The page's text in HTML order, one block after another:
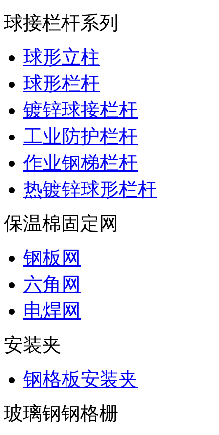
球接栏杆系列
球形立柱
球形栏杆
镀锌球接栏杆
工业防护栏杆
作业钢梯栏杆
热镀锌球形栏杆
保温棉固定网
钢板网
六角网
电焊网
安装夹
钢格板安装夹
玻璃钢钢格栅